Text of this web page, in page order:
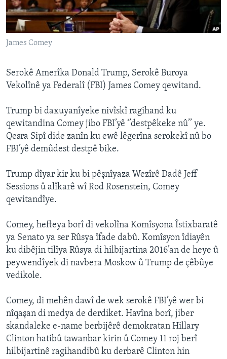
ÇAND Û HUNER
SERNIVÎS
SORANÎ
Learning English
Zimanên Din
James Comey
Serokê Amerîka Donald Trump, Serokê Buroya
Vekolînê ya Federalî (FBI) James Comey qewitand.
Trump bi daxuyanîyeke nivîskî ragihand ku
qewitandina Comey jibo FBI’yê ‘’destpêkeke nû’’ ye.
Qesra Sipî dide zanîn ku ewê lêgerîna serokekî nû bo
FBI’yê demûdest destpê bike.
Trump dîyar kir ku bi pêşnîyaza Wezîrê Dadê Jeff
Sessions û alîkarê wî Rod Rosenstein, Comey
qewitandîye.
Comey, hefteya borî di vekolîna Komîsyona Îstixbaratê
ya Senato ya ser Rûsya îfade dabû. Komîsyon îdiayên
ku dibêjin tilîya Rûsya di hilbijartina 2016’an de heye û
peywendîyek di navbera Moskow û Trump de çêbûye
vedikole.
Comey, di mehên dawî de wek serokê FBI’yê wer bi
nîqaşan di medya de derdiket. Havîna borî, jiber
skandaleke e-name berbijêrê demokratan Hillary
Clinton hatibû tawanbar kirin û Comey 11 roj berî
hilbijartinê ragihandibû ku derbarê Clinton hin